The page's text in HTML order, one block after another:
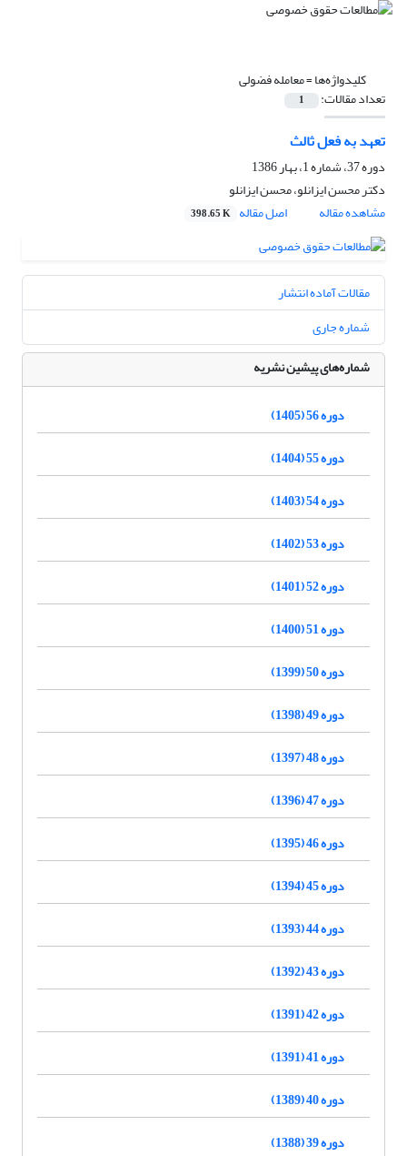
کلیدواژه‌ها =معامله فضولی
تعداد مقالات: 1
تعهد به فعل ثالث
دوره 37، شماره 1، بهار 1386
دکتر محسن ایزانلو، محسن ایزانلو
مشاهده مقاله
اصل مقاله 398.65 K
مقالات آماده انتشار
شماره جاری
شماره‌های پیشین نشریه
دوره 56 (1405)
دوره 55 (1404)
دوره 54 (1403)
دوره 53 (1402)
دوره 52 (1401)
دوره 51 (1400)
دوره 50 (1399)
دوره 49 (1398)
دوره 48 (1397)
دوره 47 (1396)
دوره 46 (1395)
دوره 45 (1394)
دوره 44 (1393)
دوره 43 (1392)
دوره 42 (1391)
دوره 41 (1391)
دوره 40 (1389)
دوره 39 (1388)